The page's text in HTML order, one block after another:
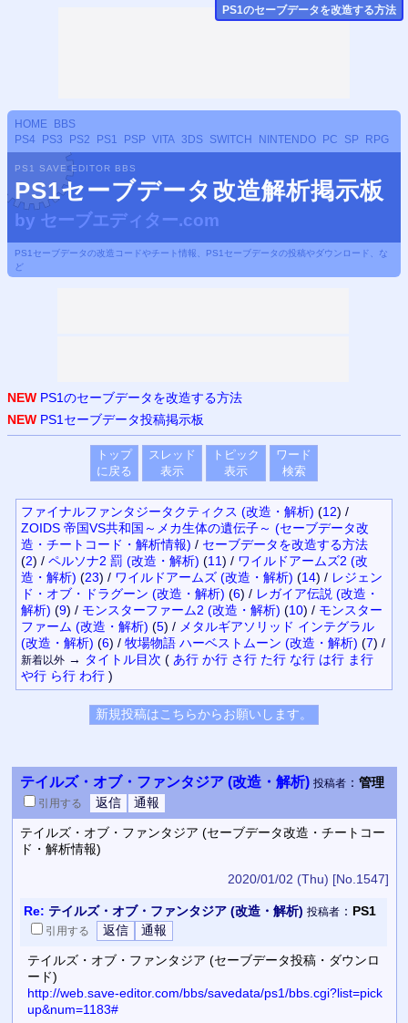
HOME
BBS
PS4
PS3 PS2 PS1 PSP VITA 3DS SWITCH NINTENDO PC SP RPG
PS1 SAVE EDITOR BBS
PS1セーブデータ改造解析掲示板
by セーブエディター.com
PS1セーブデータの改造コードやチート情報、PS1セーブデータの投稿やダウンロード、な
ど
NEW PS1のセーブデータを改造する方法
NEW PS1セーブデータ投稿掲示板
トップ
に戻る
スレッド
表示
トピック
表示
ワード
検索
ファイナルファンタジータクティクス (改造・解析) (12) /
ZOIDS 帝国VS共和国～メカ生体の遺伝子～ (セーブデータ改
造・チートコード・解析情報) / セーブデータを改造する方法
(2) / ペルソナ2 罰 (改造・解析) (11) / ワイルドアームズ2 (改
造・解析) (23) / ワイルドアームズ (改造・解析) (14) / レジェン
ド・オブ・ドラグーン (改造・解析) (6) / レガイア伝説 (改造・
解析) (9) / モンスターファーム2 (改造・解析) (10) / モンスター
ファーム (改造・解析) (5) / メタルギアソリッド インテグラル
(改造・解析) (6) / 牧場物語 ハーベストムーン (改造・解析) (7) /
新着以外 → タイトル目次 ( あ行 か行 さ行 た行 な行 は行 ま行
や行 ら行 わ行 )
テイルズ・オブ・ファンタジア (改造・解析) 投稿者： 管理
引用する
テイルズ・オブ・ファンタジア (セーブデータ改造・チートコー
ド・解析情報)
2020/01/02 (Thu) [No.1547]
Re: テイルズ・オブ・ファンタジア (改造・解析) 投稿者： PS1
引用する
テイルズ・オブ・ファンタジア (セーブデータ投稿・ダウンロ
ード)
http://web.save-editor.com/bbs/savedata/ps1/bbs.cgi?list=pick
up&num=1183#
PS1のセーブデータを改造する方法